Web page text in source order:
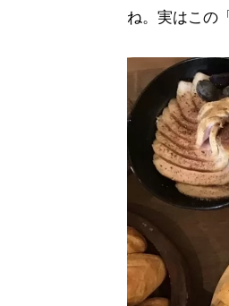
ね。実はこの